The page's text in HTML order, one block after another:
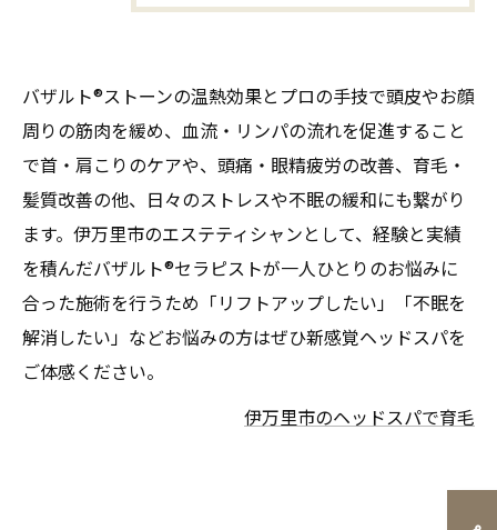
バザルト®ストーンの温熱効果とプロの手技で頭皮やお顔
周りの筋肉を緩め、血流・リンパの流れを促進すること
で首・肩こりのケアや、頭痛・眼精疲労の改善、育毛・
髪質改善の他、日々のストレスや不眠の緩和にも繋がり
ます。伊万里市のエステティシャンとして、経験と実績
を積んだバザルト®セラピストが一人ひとりのお悩みに
合った施術を行うため「リフトアップしたい」「不眠を
解消したい」などお悩みの方はぜひ新感覚ヘッドスパを
ご体感ください。
伊万里市のヘッドスパで育毛